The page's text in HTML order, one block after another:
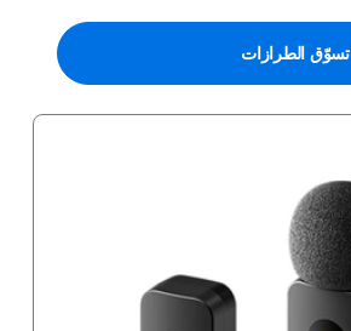
تسوّق الطرازات